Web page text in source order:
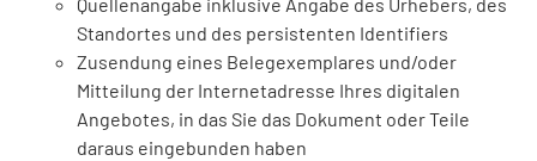
Quellenangabe inklusive Angabe des Urhebers, des
Standortes und des persistenten Identifiers
Zusendung eines Belegexemplares und/oder
Mitteilung der Internetadresse Ihres digitalen
Angebotes, in das Sie das Dokument oder Teile
daraus eingebunden haben